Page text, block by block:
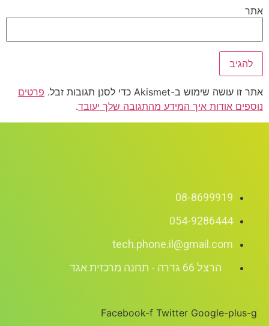
אתר
אתר זו עושה שימוש ב-Akismet כדי לסנן תגובות זבל.
פרטים
נוספים אודות איך המידע מהתגובה שלך יעובד.
08-8699919
054-9286444
tech.phone.il@gmail.com
הרצל 66 גדרה - תחנה מרכזית אגד
Facebook-f Twitter Google-plus-g